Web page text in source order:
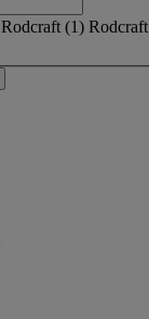
Rodcraft (1) Rodcraft